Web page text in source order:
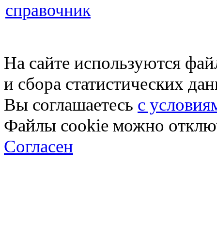
справочник
На сайте используются
и сбора статистических
Вы соглашаетесь с
Файлы cookie можно
Согласен